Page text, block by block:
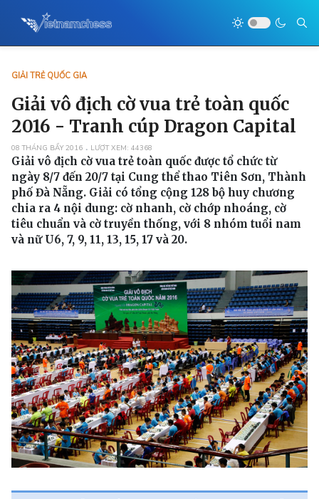
GIẢI TRẺ QUỐC GIA
Giải vô địch cờ vua trẻ toàn quốc
2016 - Tranh cúp Dragon Capital
08 THÁNG BẨY 2016 LƯỢT XEM: 44368
Giải vô địch cờ vua trẻ toàn quốc được tổ chức từ
ngày 8/7 đến 20/7 tại Cung thể thao Tiên Sơn, Thành
phố Đà Nẵng. Giải có tổng cộng 128 bộ huy chương
chia ra 4 nội dung: cờ nhanh, cờ chớp nhoáng, cờ
tiêu chuẩn và cờ truyền thống, với 8 nhóm tuổi nam
và nữ U6, 7, 9, 11, 13, 15, 17 và 20.